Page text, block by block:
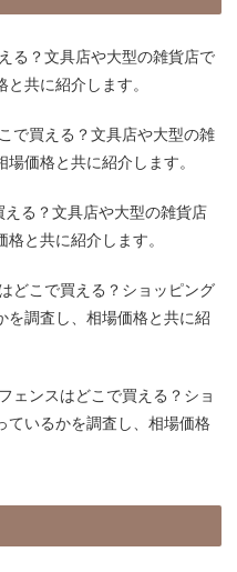
る？文具店や大型の雑貨店で
共に紹介します。
で買える？文具店や大型の雑
価格と共に紹介します。
る？文具店や大型の雑貨店
と共に紹介します。
どこで買える？ショッピング
を調査し、相場価格と共に紹
ェンスはどこで買える？ショ
ているかを調査し、相場価格